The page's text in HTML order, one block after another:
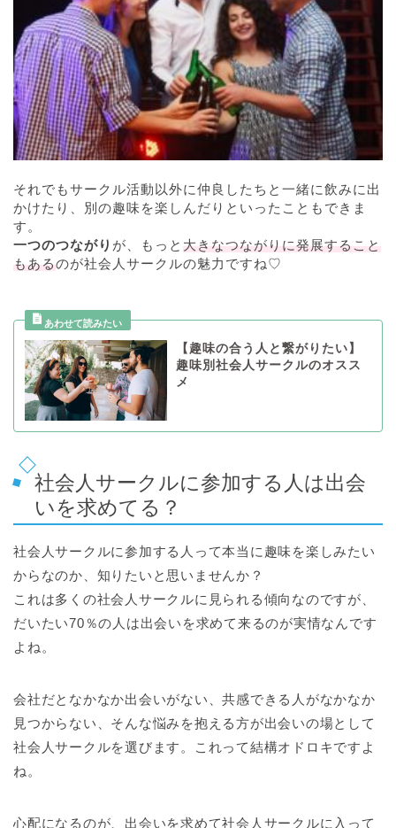
それでもサークル活動以外に仲良したちと一緒に飲みに出
かけたり、別の趣味を楽しんだりといったこともできま
す。
一つのつながり が、もっと 大きなつながりに発展すること
もあるのが社会人サークルの魅力ですね♡
【趣味の合う人と繋がりたい】
趣味別社会人サークルのオスス
メ
社会人サークルに参加する人は出会
いを求めてる？
社会人サークルに参加する人って本当に趣味を楽しみたい
からなのか、知りたいと思いませんか？
これは多くの社会人サークルに見られる傾向なのですが、
だいたい70％の人は出会いを求めて来るのが実情なんです
よね。
会社だとなかなか出会いがない、共感できる人がなかなか
見つからない、そんな悩みを抱える方が出会いの場として
社会人サークルを選びます。これって結構オドロキですよ
ね。
心配になるのが、出会いを求めて社会人サークルに入って